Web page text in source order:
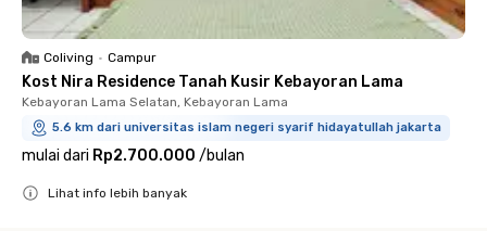
Coliving • Campur
Kost Nira Residence Tanah Kusir Kebayoran Lama
Kebayoran Lama Selatan, Kebayoran Lama
5.6 km dari universitas islam negeri syarif hidayatullah jakarta
mulai dari Rp2.700.000 /bulan
Lihat info lebih banyak